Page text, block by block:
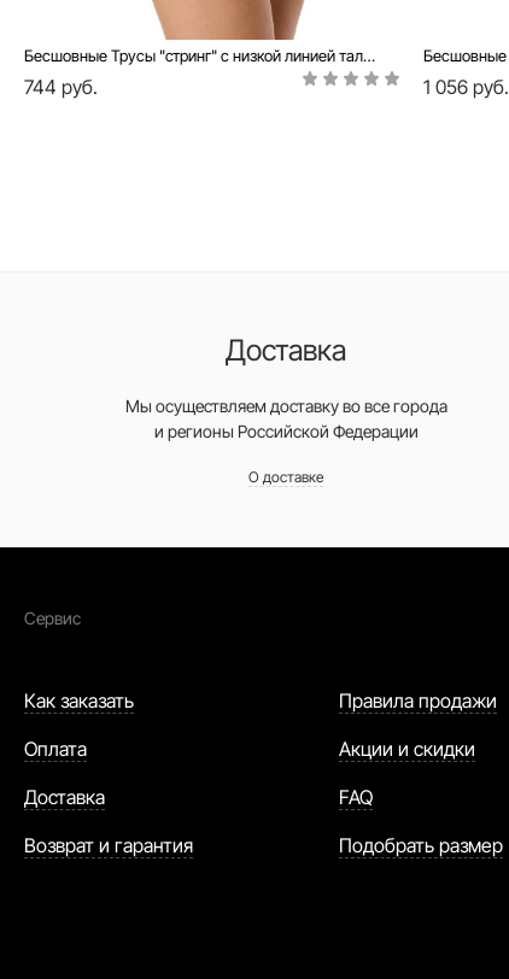
Бесшовные Трусы "стринг" с низкой линией талии INVISIBLE LST 978 (на вешалке)
744 руб. 1 056 руб.
Доставка
Мы осуществляем доставку во все города
и регионы Российской Федерации
О доставке
Сервис
Как заказать
Оплата
Доставка
Возврат и гарантия
Правила продажи
Акции и скидки
FAQ
Подобрать размер